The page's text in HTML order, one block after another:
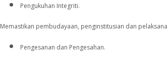
Pengukuhan Integriti.
Memastikan pembudayaan, penginstitusian dan
Pengesanan dan Pengesahan.